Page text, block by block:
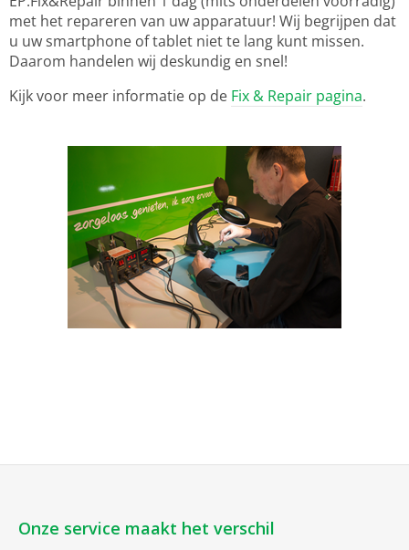
met het repareren van uw apparatuur! Wij begrijpen dat
u uw smartphone of tablet niet te lang kunt missen.
Daarom handelen wij deskundig en snel!
Kijk voor meer informatie op de Fix & Repair pagina.
Onze service maakt het verschil